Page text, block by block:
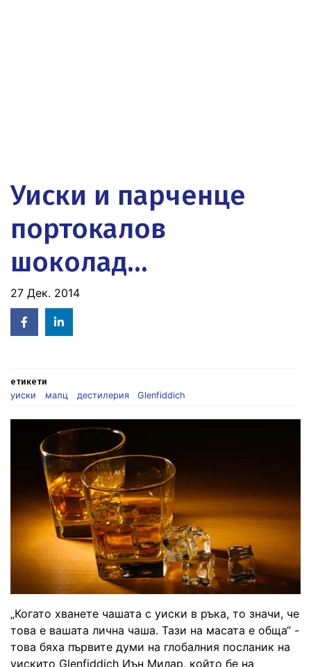
Уиски и парченце
портокалов
шоколад...
27 Дек. 2014
Facebook
in
етикети
уиски
малц дестилерия Glenfiddich
„Когато хванете чашата с уиски в ръка, то значи, че
това е вашата лична чаша. Тази на масата е обща“ -
това бяха първите думи на глобалния посланик на
уискито Glenfiddich Иън Милар, който бе на